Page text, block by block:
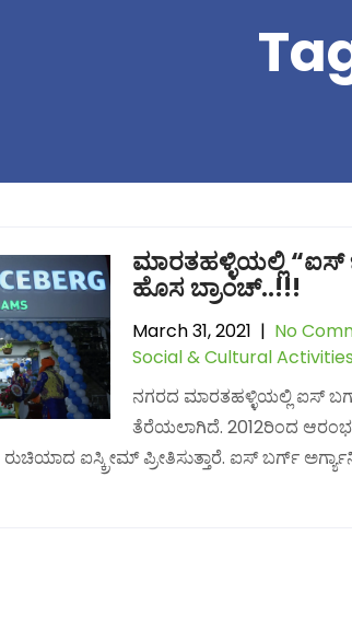
ಮಾರತಹಳ್ಳಿಯಲ್ಲಿ “ಐಸ್
ಹೊಸ ಬ್ರಾಂಚ್..!!!
March 31, 2021 | No
Social & Cultural Activities
ನಗರದ ಮಾರತಹಳ್ಳಿಯಲ್ಲಿ ಐಸ್
ತೆರೆಯಲಾಗಿದೆ. 2012ರಿಂದ
ಐಸ್ಕ್ರೀಮ್ ಪ್ರೀತಿಸುತ್ತಾರೆ. ಐಸ್ ಬರ್ಗ್